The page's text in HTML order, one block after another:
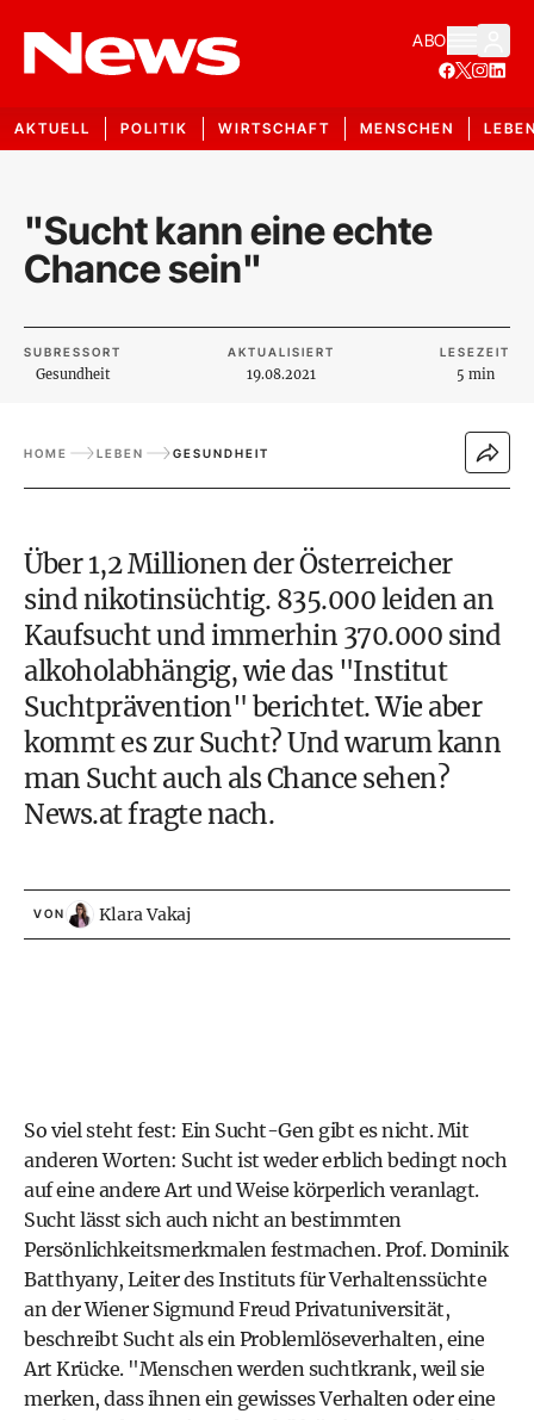
ABO
AKTUELL POLITIK WIRTSCHAFT MENSCHEN
"Sucht kann eine echte
Chance sein"
SUBRESSORT
Gesundheit
AKTUALISIERT
19.08.2021
LESEZEIT
5 min
HOME LEBEN GESUNDHEIT
Über 1,2 Millionen der Österreicher
sindnikotinsüchtig. 835.000 leiden an
Kaufsucht und immerhin 370.000 sind
alkoholabhängig, wie das "Institut
Suchtprävention" berichtet. Wie aber
kommt es zur Sucht? Und warum kann
man Sucht auch als Chance sehen?
News.at fragte nach.
VON Klara Vakaj
So viel steht fest: Ein Sucht-Gen gibt es nicht. Mit
anderen Worten: Sucht ist weder erblich bedingt noch
auf eine andere Art und Weise körperlich veranlagt.
Sucht lässt sich auch nicht an bestimmten
Persönlichkeitsmerkmalen festmachen. Prof. Dominik
Batthyany, Leiter desInstituts für Verhaltenssüchte
an der Wiener Sigmund Freud Privatuniversität,
beschreibt Sucht als ein Problemlöseverhalten, eine
Art Krücke. "Menschen werden suchtkrank, weil sie
merken, dass ihnen ein gewisses Verhalten oder eine